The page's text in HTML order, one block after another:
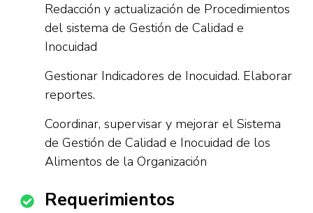
Redacción y actualización de Procedimientos
del sistema de Gestión de Calidad e
Inocuidad
Gestionar Indicadores de Inocuidad. Elaborar
reportes.
Coordinar, supervisar y mejorar el Sistema
de Gestión de Calidad e Inocuidad de los
Alimentos de la Organización
Requerimientos